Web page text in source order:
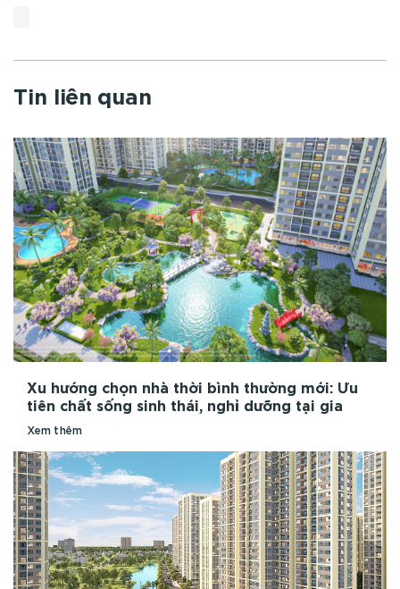
Tin liên quan
Xu hướng chọn nhà thời bình thường mới: Ưu
tiên chất sống sinh thái, nghỉ dưỡng tại gia
Xem thêm